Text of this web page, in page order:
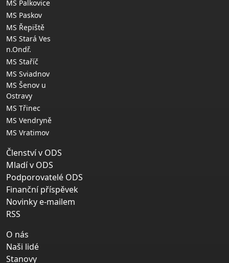
MS Palkovice
MS Paskov
MS Řepiště
MS Stará Ves
n.Ondř.
MS Staříč
MS Sviadnov
MS Šenov u
Ostravy
MS Třinec
MS Vendryně
MS Vratimov
Členství v ODS
Mladí v ODS
Podporovatelé ODS
Finanční příspěvek
Novinky e-mailem
RSS
O nás
Naši lidé
Stanovy